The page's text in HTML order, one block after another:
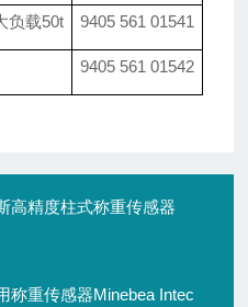
负载50t 9405 561 01541
9405 561 01542
高精度柱式称重传感器
称重传感器Minebea Intec